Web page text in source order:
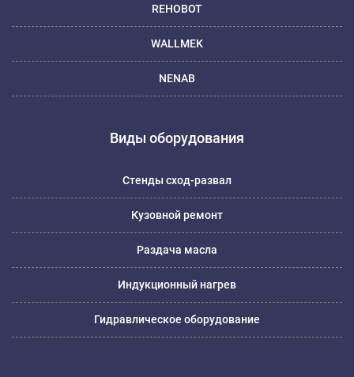
REHOBOT
WALLMEK
NENAB
Виды оборудования
Стенды сход-развал
Кузовной ремонт
Раздача масла
Индукционный нагрев
Гидравлическое оборудование